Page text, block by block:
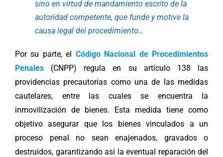
sino en virtud de mandamiento escrito de la
autoridad competente, que funde y motive la
causa legal del procedimiento…
Por su parte, el Código Nacional de Procedimientos
Penales (CNPP) regula en su artículo 138 las
providencias precautorias como una de las medidas
cautelares, entre las cuales se encuentra la
inmovilización de bienes. Esta medida tiene como
objetivo asegurar que los bienes vinculados a un
proceso penal no sean enajenados, gravados o
destruidos, garantizando así la eventual reparación del